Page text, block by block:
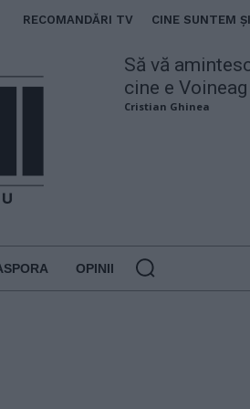
RECOMANDĂRI TV CINE SUNTEM
Să vă
cine e Voineag
Cristian Ghinea
OPINII